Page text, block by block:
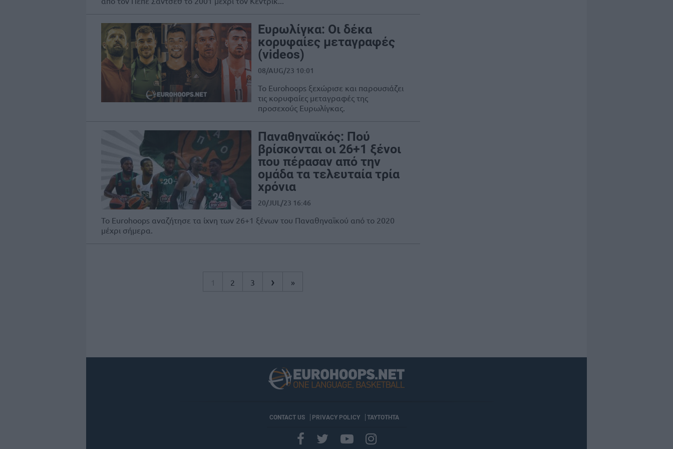
Ευρωλίγκα: Οι δέκα
κορυφαίες μεταγραφές
(videos)
08/AUG/23 10:01
Το Eurohoops ξεχώρισε και παρουσιάζει
τις κορυφαίες μεταγραφές της
προσεχούς Ευρωλίγκας.
Παναθηναϊκός: Πού
βρίσκονται οι 26+1 ξένοι
που πέρασαν από την
ομάδα τα τελευταία τρία
χρόνια
20/JUL/23 16:46
Το Eurohoops αναζήτησε τα ίχνη των 26+1 ξένων του Παναθηναϊκού από το 2020
μέχρι σήμερα.
1 2 3 › »
CONTACT US PRIVACY POLICY ΤΑΥΤΟΤΗΤΑ